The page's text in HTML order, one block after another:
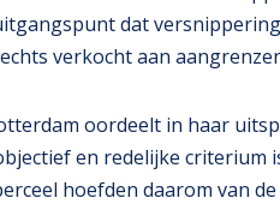
dat
verkocht aan
oordeelt in haar
en redelijke criterium
hoefden daarom van